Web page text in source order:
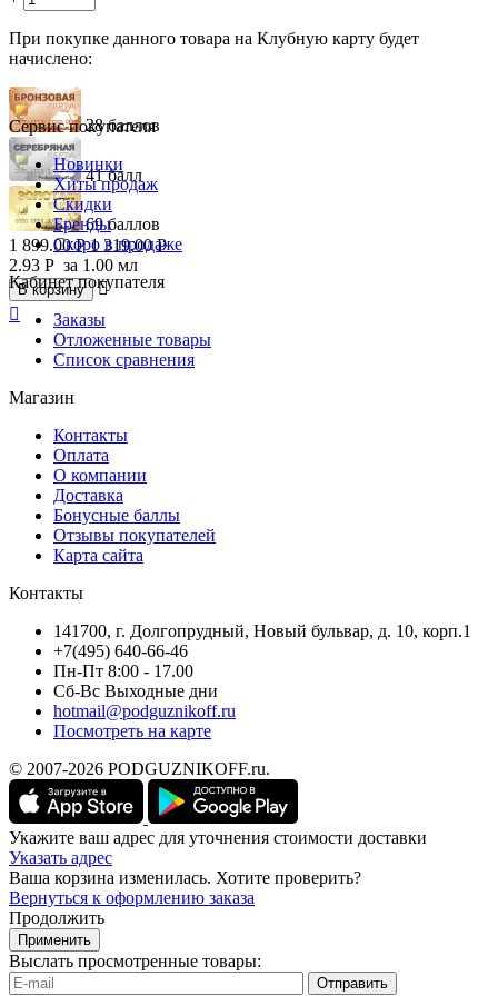
При покупке данного товара на Клубную карту будет
начислено:
28 баллов
41 балл
69 баллов
1 899.00 Р 1 319.00 Р
2.93 Р за 1.00 мл
В корзину


Сервис покупателя
Новинки
Хиты продаж
Скидки
Бренды
Скоро в продаже
Кабинет покупателя
Заказы
Отложенные товары
Список сравнения
Магазин
Контакты
Оплата
О компании
Доставка
Бонусные баллы
Отзывы покупателей
Карта сайта
Контакты
141700, г. Долгопрудный, Новый бульвар, д. 10, корп.1
+7(495) 640-66-46
Пн-Пт 8:00 - 17.00
Сб-Вс Выходные дни
hotmail@podguznikoff.ru
Посмотреть на карте
© 2007-2026 PODGUZNIKOFF.ru.
Укажите ваш адрес для уточнения стоимости доставки
Указать адрес
Ваша корзина изменилась. Хотите проверить?
Вернуться к оформлению заказа
Продолжить
Применить
Выслать просмотренные товары:
Отправить